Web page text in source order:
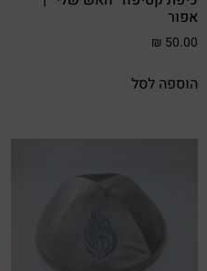
אפור
₪ 50.00
הוספה לסל